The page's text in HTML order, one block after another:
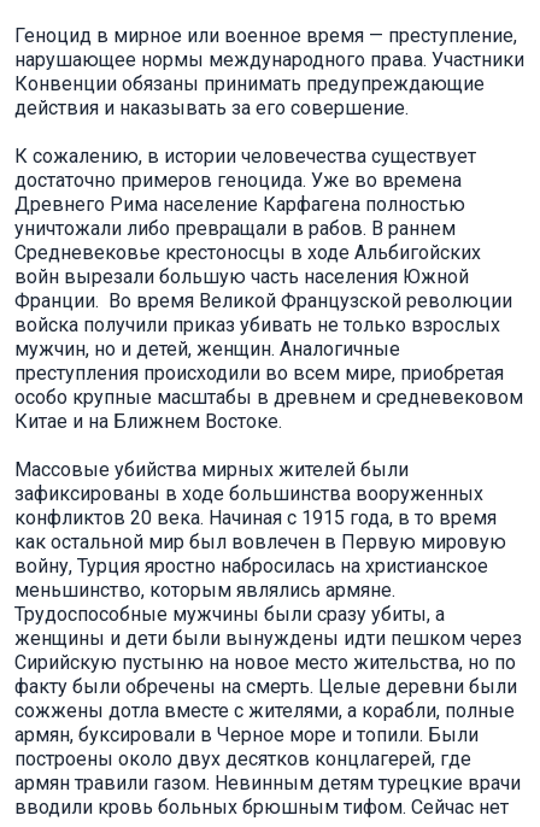
Геноцид в мирное или военное время — преступление,
нарушающее нормы международного права. Участники
Конвенции обязаны принимать предупреждающие
действия и наказывать за его совершение.
К сожалению, в истории человечества существует
достаточно примеров геноцида. Уже во времена
Древнего Рима население Карфагена полностью
уничтожали либо превращали в рабов. В раннем
Средневековье крестоносцы в ходе Альбигойских
войн вырезали большую часть населения Южной
Франции. Во время Великой Французской революции
войска получили приказ убивать не только взрослых
мужчин, но и детей, женщин. Аналогичные
преступления происходили во всем мире, приобретая
особо крупные масштабы в древнем и средневековом
Китае и на Ближнем Востоке.
Массовые убийства мирных жителей были
зафиксированы в ходе большинства вооруженных
конфликтов 20 века. Начиная с 1915 года, в то время
как остальной мир был вовлечен в Первую мировую
войну, Турция яростно набросилась на христианское
меньшинство, которым являлись армяне.
Трудоспособные мужчины были сразу убиты, а
женщины и дети были вынуждены идти пешком через
Сирийскую пустыню на новое место жительства, но по
факту были обречены на смерть. Целые деревни были
сожжены дотла вместе с жителями, а корабли, полные
армян, буксировали в Черное море и топили. Были
построены около двух десятков концлагерей, где
армян травили газом. Невинным детям турецкие врачи
вводили кровь больных брюшным тифом. Сейчас нет